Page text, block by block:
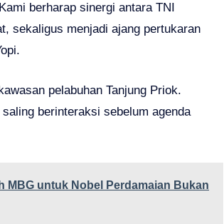
berharap sinergi antara TNI
sekaligus menjadi ajang pertukaran
pelabuhan Tanjung Priok.
berinteraksi sebelum agenda
MBG untuk Nobel Perdamaian Bukan